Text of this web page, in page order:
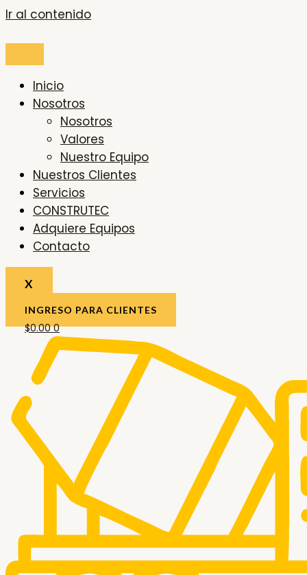
Ir al contenido
Inicio
Nosotros
Nosotros
Valores
Nuestro Equipo
Nuestros Clientes
Servicios
CONSTRUTEC
Adquiere Equipos
Contacto
X
INGRESO PARA CLIENTES
$0.00 0